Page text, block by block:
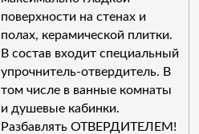
поверхности на стенах и
полах, керамической плитки.
В состав входит специальный
упрочнитель-отвердитель. В
том числе в ванные комнаты
и душевые кабинки.
Разбавлять ОТВЕРДИТЕЛЕМ!